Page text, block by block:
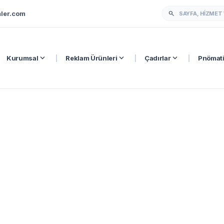
search
Kurumsal expand_more Reklam Ürünleri expand_more Çadırlarexpand_more